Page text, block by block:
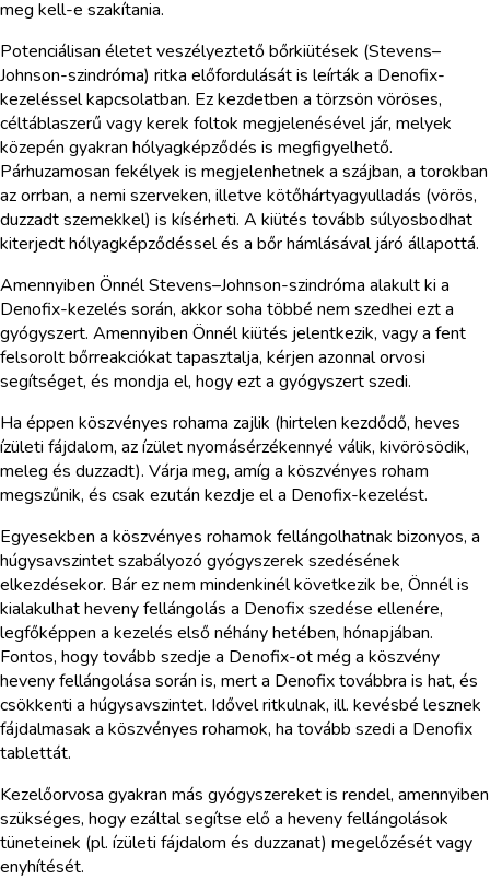
meg kell-e szakítania.
Potenciálisan életet veszélyeztető bőrkiütések (Stevens–
Johnson-szindróma) ritka előfordulását is leírták a Denofix-
kezeléssel kapcsolatban. Ez kezdetben a törzsön vöröses,
céltáblaszerű vagy kerek foltok megjelenésével jár, melyek
közepén gyakran hólyagképződés is megfigyelhető.
Párhuzamosan fekélyek is megjelenhetnek a szájban, a torokban
az orrban, a nemi szerveken, illetve kötőhártyagyulladás (vörös,
duzzadt szemekkel) is kísérheti. A kiütés tovább súlyosbodhat
kiterjedt hólyagképződéssel és a bőr hámlásával járó állapottá.
Amennyiben Önnél Stevens–Johnson-szindróma alakult ki a
Denofix-kezelés során, akkor soha többé nem szedhei ezt a
gyógyszert. Amennyiben Önnél kiütés jelentkezik, vagy a fent
felsorolt bőrreakciókat tapasztalja, kérjen azonnal orvosi
segítséget, és mondja el, hogy ezt a gyógyszert szedi.
Ha éppen köszvényes rohama zajlik (hirtelen kezdődő, heves
ízületi fájdalom, az ízület nyomásérzékennyé válik, kivörösödik,
meleg és duzzadt). Várja meg, amíg a köszvényes roham
megszűnik, és csak ezután kezdje el a Denofix-kezelést.
Egyesekben a köszvényes rohamok fellángolhatnak bizonyos, a
húgysavszintet szabályozó gyógyszerek szedésének
elkezdésekor. Bár ez nem mindenkinél következik be, Önnél is
kialakulhat heveny fellángolás a Denofix szedése ellenére,
legfőképpen a kezelés első néhány hetében, hónapjában.
Fontos, hogy tovább szedje a Denofix-ot még a köszvény
heveny fellángolása során is, mert a Denofix továbbra is hat, és
csökkenti a húgysavszintet. Idővel ritkulnak, ill. kevésbé lesznek
fájdalmasak a köszvényes rohamok, ha tovább szedi a Denofix
tablettát.
Kezelőorvosa gyakran más gyógyszereket is rendel, amennyiben
szükséges, hogy ezáltal segítse elő a heveny fellángolások
tüneteinek (pl. ízületi fájdalom és duzzanat) megelőzését vagy
enyhítését.